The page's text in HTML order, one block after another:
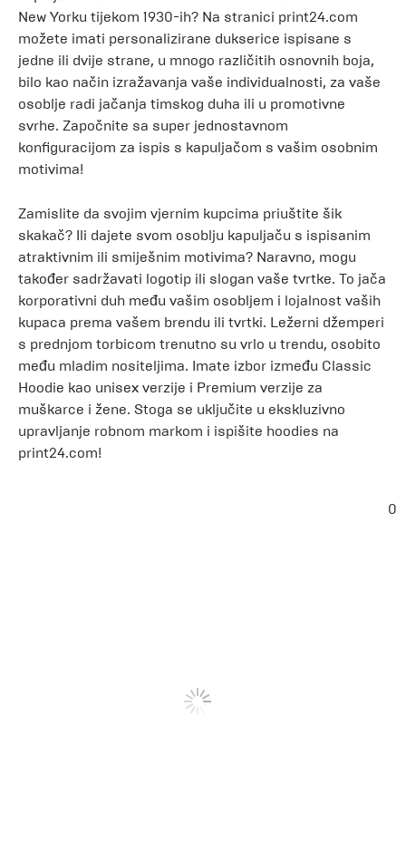
New Yorku tijekom 1930-ih? Na stranici print24.com
možete imati personalizirane dukserice ispisane s
jedne ili dvije strane, u mnogo različitih osnovnih boja,
bilo kao način izražavanja vaše individualnosti, za vaše
osoblje radi jačanja timskog duha ili u promotivne
svrhe. Započnite sa super jednostavnom
konfiguracijom za ispis s kapuljačom s vašim osobnim
motivima!
Zamislite da svojim vjernim kupcima priuštite šik
skakač? Ili dajete svom osoblju kapuljaču s ispisanim
atraktivnim ili smiješnim motivima? Naravno, mogu
također sadržavati logotip ili slogan vaše tvrtke. To jača
korporativni duh među vašim osobljem i lojalnost vaših
kupaca prema vašem brendu ili tvrtki. Ležerni džemperi
s prednjom torbicom trenutno su vrlo u trendu, osobito
među mladim nositeljima. Imate izbor između Classic
Hoodie kao unisex verzije i Premium verzije za
muškarce i žene. Stoga se uključite u ekskluzivno
upravljanje robnom markom i ispišite hoodies na
print24.com!
0